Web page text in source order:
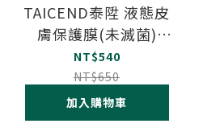
TAICEND泰陞 液態皮
膚保護膜(未滅菌)
100ml
NT$540
NT$650
加入購物車